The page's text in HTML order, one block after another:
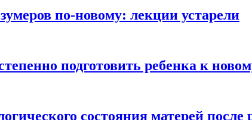
по-новому: лекции устарели
подготовить ребенка к
состояния матерей после